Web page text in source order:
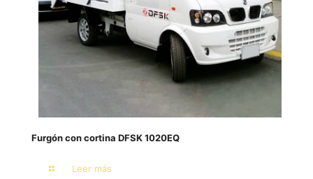
Furgón con cortina DFSK 1020EQ
Leer más